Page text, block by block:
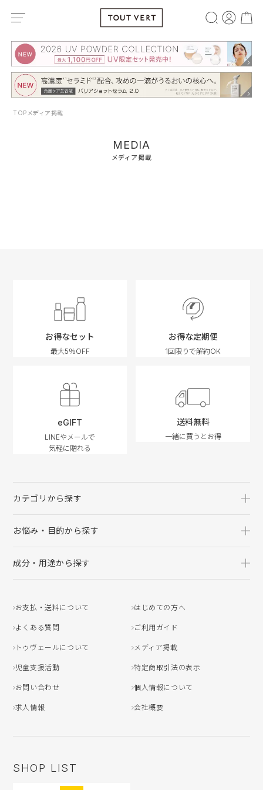
TOP メディア掲載
MEDIA
メディア掲載
お得なセット
最大5％OFF
お得な定期便
1回限りで解約OK
eGIFT
LINEやメールで
気軽に贈れる
送料無料
一緒に買うとお得
カテゴリから探す
お悩み・目的から探す
成分・用途から探す
お支払・送料について はじめての方へ
よくある質問 ご利用ガイド
トゥヴェールについて メディア掲載
児童支援活動 特定商取引法の表示
お問い合わせ 個人情報について
求人情報 会社概要
SHOP LIST